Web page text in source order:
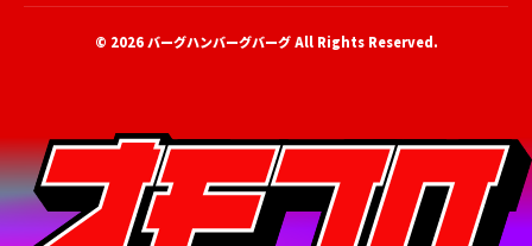
© 2026バーグハンバーグバーグAll Rights Reserved.